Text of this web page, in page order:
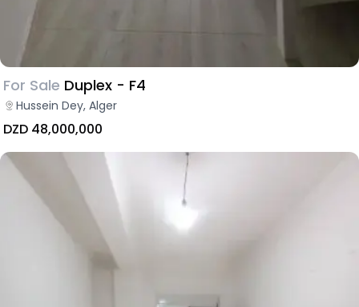
For Sale Duplex - F4
Hussein Dey, Alger
DZD 48,000,000